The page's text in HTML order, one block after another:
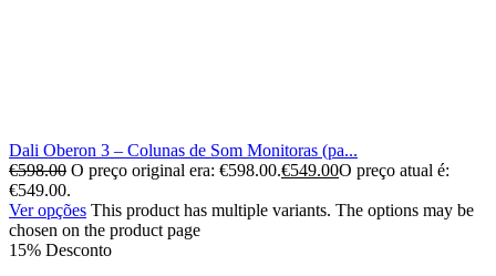
Dali Oberon 3 – Colunas de Som Monitoras (pa...
€598.00 O preço original era: €598.00.€549.00O preço atual é:
€549.00.
Ver opções This product has multiple variants. The options may be
chosen on the product page
15% Desconto